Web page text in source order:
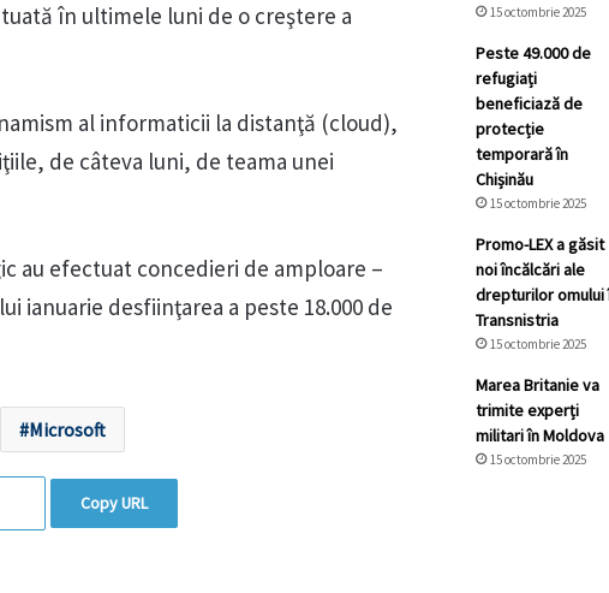
în ultimele luni de o creştere a
al informaticii la distanţă (cloud),
de câteva luni, de teama unei
au efectuat concedieri de amploare –
ianuarie desfiinţarea a peste 18.000 de
Microsoft
Copy URL
15 octombrie 2025
Peste 49.000 de
refugiați
beneficiază de
protecție
temporară în
Chișinău
15 octombrie 2025
Promo-LEX a găsit
noi încălcări ale
drepturilor omului
Transnistria
15 octombrie 2025
Marea Britanie va
trimite experți
militari în Moldova
15 octombrie 2025